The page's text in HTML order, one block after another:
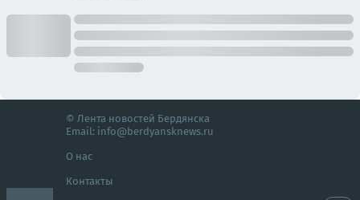
© Лента новостей Бердянска
Email: info@berdyansknews.ru
О нас
Контакты